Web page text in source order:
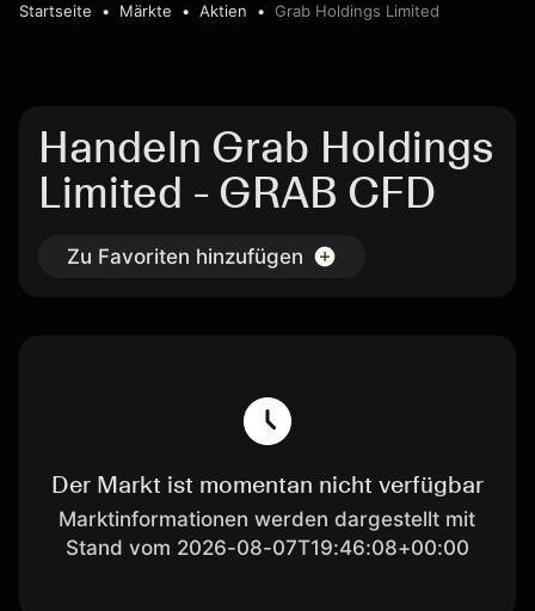
Startseite Märkte Aktien Grab Holdings Limited
Handeln Grab Holdings
Limited - GRAB CFD
Zu Favoriten hinzufügen
Der Markt ist momentan nicht verfügbar
Marktinformationen werden dargestellt mit
Stand vom 2026-08-07T19:46:08+00:00